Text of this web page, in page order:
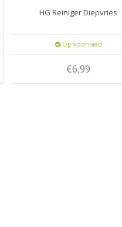
HG Reiniger Diepvries
Op voorraad
€6,99